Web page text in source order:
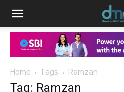
Home Tags Ramzan
Tag: Ramzan